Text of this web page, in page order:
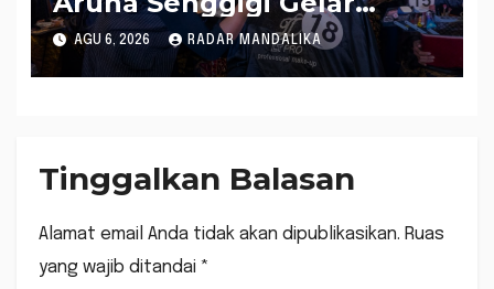
Aruna Makeup Artist
Competition 2026
AGU 6, 2026 RADAR MANDALIKA
Tinggalkan Balasan
Alamat email Anda tidak akan dipublikasikan. Ruas
yang wajib ditandai *